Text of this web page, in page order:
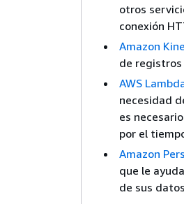
otros
conexión
Amazon
de
AWS
necesidad
es
por el
Amazon
que le
de sus